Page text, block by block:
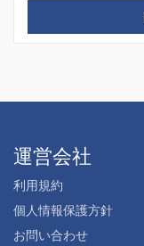
運営会社
利用規約
個人情報保護方針
お問い合わせ